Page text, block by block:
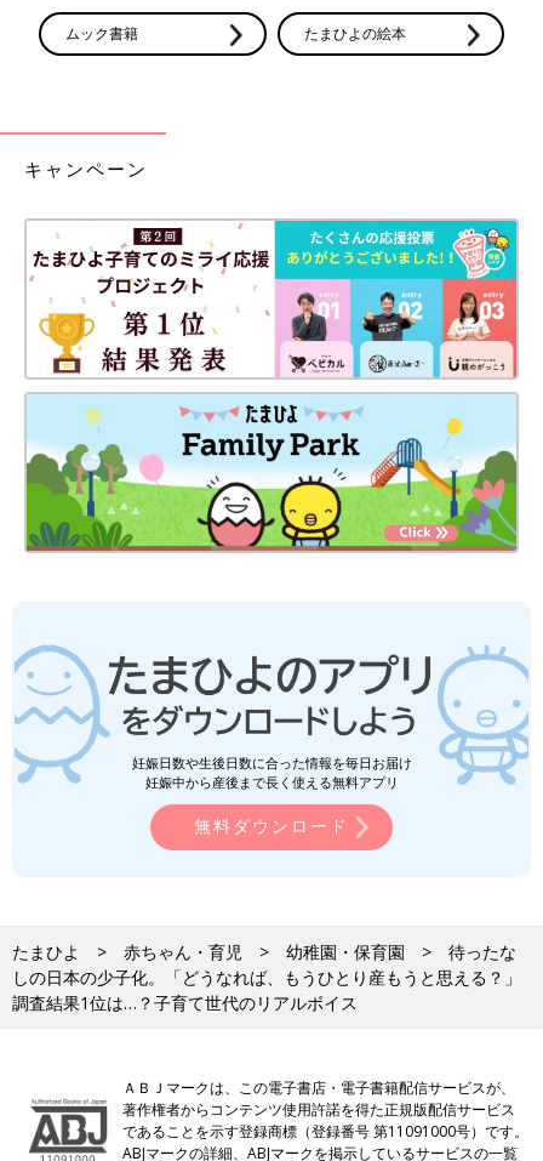
ムック書籍 たまひよの絵本
キャンペーン
妊娠日数や生後日数に合った情報を毎日お届け
妊娠中から産後まで長く使える無料アプリ
無料ダウンロード
たまひよ 赤ちゃん・育児 幼稚園・保育園
待ったな
しの日本の少子化。「どうなれば、もうひとり産もうと思える？」
調査結果1位は…？子育て世代のリアルボイス
ＡＢＪマークは、この電子書店・電子書籍配信サービスが、
著作権者からコンテンツ使用許諾を得た正規版配信サービス
であることを示す登録商標（登録番号 第11091000号）です。
ABJマークの詳細、ABJマークを掲示しているサービスの一覧